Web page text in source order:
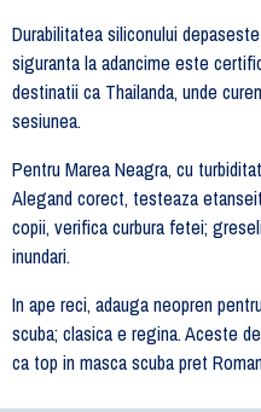
Durabilitatea siliconului
siguranta la adancime este
destinatii ca Thailanda, unde
sesiunea.
Pentru Marea Neagra, cu
Alegand corect, testeaza
copii, verifica curbura fetei;
inundari.
In ape reci, adauga neopren
scuba; clasica e regina. Aceste
ca top in masca scuba pret